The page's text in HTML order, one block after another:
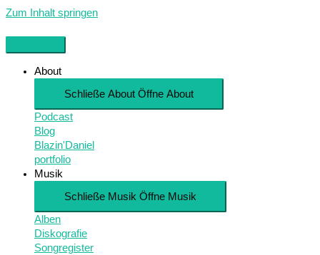
Zum Inhalt springen
About
Schließe About Öffne About
Podcast
Blog
Blazin'Daniel
portfolio
Musik
Schließe Musik Öffne Musik
Alben
Diskografie
Songregister